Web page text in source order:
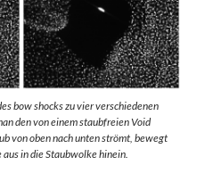
bow shocks zu vier verschiedenen
den von einem staubfreien Void
von oben nach unten strömt, bewegt
in die Staubwolke hinein.